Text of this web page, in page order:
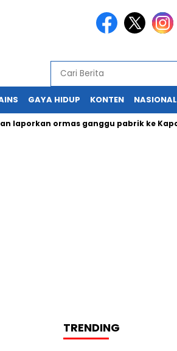
GAYA HIDUP KONTEN NASIONAL
ormas ganggu pabrik ke Kapolri
TRENDING